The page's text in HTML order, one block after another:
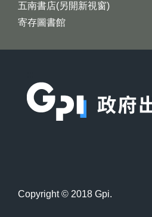
五南書店(另開新視窗)
寄存圖書館
Copyright © 2018 Gpi.